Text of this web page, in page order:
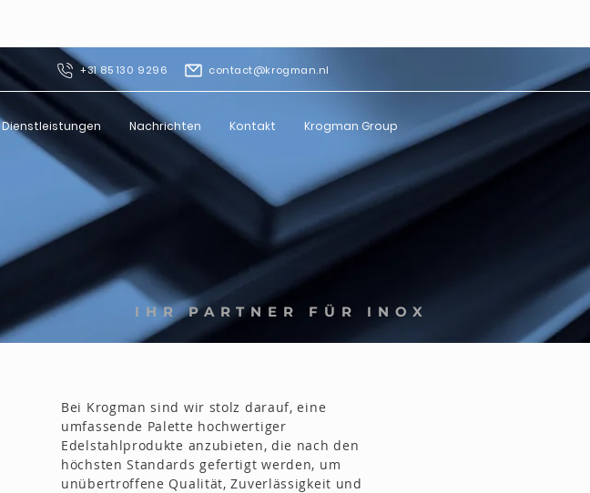
Dienstleistungen Nachrichten Kontakt Krogman Group
contact@krogman.nl
+31 85 130 9296
IHR PARTNER FÜR INOX
Bei Krogman sind wir stolz darauf, eine
umfassende Palette hochwertiger
Edelstahlprodukte anzubieten, die nach den
höchsten Standards gefertigt werden, um
unübertroffene Qualität, Zuverlässigkeit und